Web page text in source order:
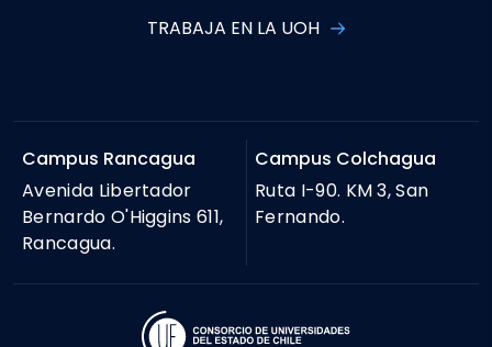
TRABAJA EN LA UOH
Campus Rancagua
Avenida Libertador
Bernardo O'Higgins 611,
Rancagua.
Campus Colchagua
Ruta I-90. KM 3, San
Fernando.